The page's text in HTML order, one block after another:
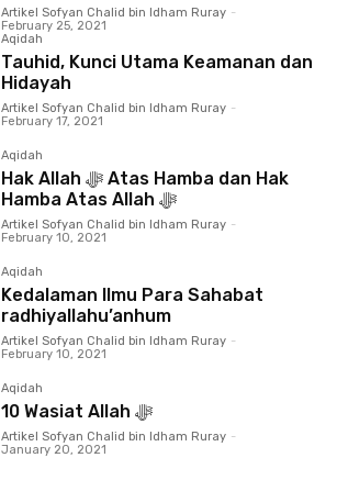
Artikel Sofyan Chalid bin Idham Ruray -
February 25, 2021
Aqidah
Tauhid, Kunci Utama Keamanan dan
Hidayah
Artikel Sofyan Chalid bin Idham Ruray -
February 17, 2021
Aqidah
Hak Allah ﷻ Atas Hamba dan Hak
Hamba Atas Allah ﷻ
Artikel Sofyan Chalid bin Idham Ruray -
February 10, 2021
Aqidah
Kedalaman Ilmu Para Sahabat
radhiyallahu’anhum
Artikel Sofyan Chalid bin Idham Ruray -
February 10, 2021
Aqidah
10 Wasiat Allah ﷻ
Artikel Sofyan Chalid bin Idham Ruray -
January 20, 2021